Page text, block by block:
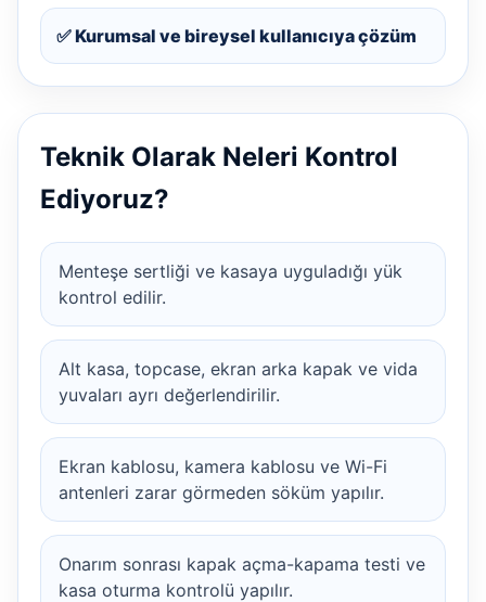
✅ Kurumsal ve bireysel kullanıcıya çözüm
Teknik Olarak Neleri Kontrol
Ediyoruz?
Menteşe sertliği ve kasaya uyguladığı yük
kontrol edilir.
Alt kasa, topcase, ekran arka kapak ve vida
yuvaları ayrı değerlendirilir.
Ekran kablosu, kamera kablosu ve Wi-Fi
antenleri zarar görmeden söküm yapılır.
Onarım sonrası kapak açma-kapama testi ve
kasa oturma kontrolü yapılır.